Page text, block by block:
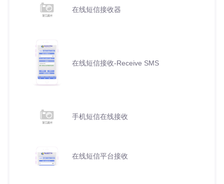
在线短信接收器
在线短信接收-Receive SMS
手机短信在线接收
在线短信平台接收